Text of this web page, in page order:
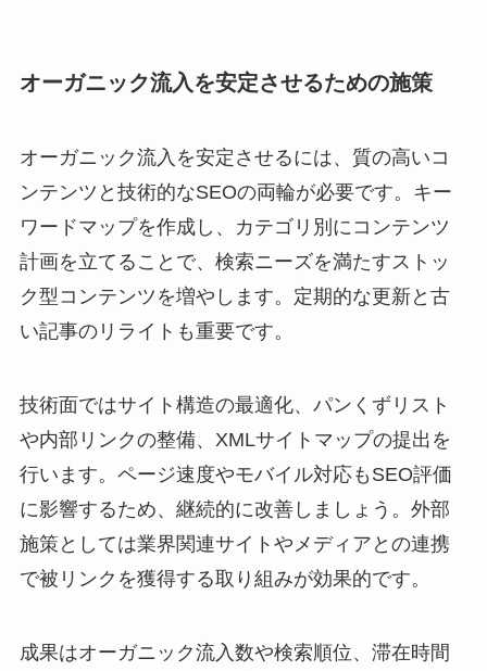
オーガニック流入を安定させるための施策
オーガニック流入を安定させるには、質の高いコ
ンテンツと技術的なSEOの両輪が必要です。キー
ワードマップを作成し、カテゴリ別にコンテンツ
計画を立てることで、検索ニーズを満たすストッ
ク型コンテンツを増やします。定期的な更新と古
い記事のリライトも重要です。
技術面ではサイト構造の最適化、パンくずリスト
や内部リンクの整備、XMLサイトマップの提出を
行います。ページ速度やモバイル対応もSEO評価
に影響するため、継続的に改善しましょう。外部
施策としては業界関連サイトやメディアとの連携
で被リンクを獲得する取り組みが効果的です。
成果はオーガニック流入数や検索順位、滞在時間